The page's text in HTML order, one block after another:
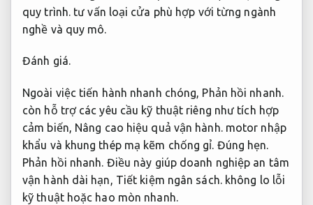
quy trình. tư vấn loại cửa phù hợp với từng ngành
nghề và quy mô.
Đánh giá.
Ngoài việc tiến hành nhanh chóng, Phản hồi nhanh.
còn hỗ trợ các yêu cầu kỹ thuật riêng như tích hợp
cảm biến, Nâng cao hiệu quả vận hành.motor nhập
khẩu và khung thép mạ kẽm chống gỉ. Đúng hẹn.
Phản hồi nhanh. Điều này giúp doanh nghiệp an tâm
vận hành dài hạn, Tiết kiệm ngân sách.không lo lỗi
kỹ thuật hoặc hao mòn nhanh.